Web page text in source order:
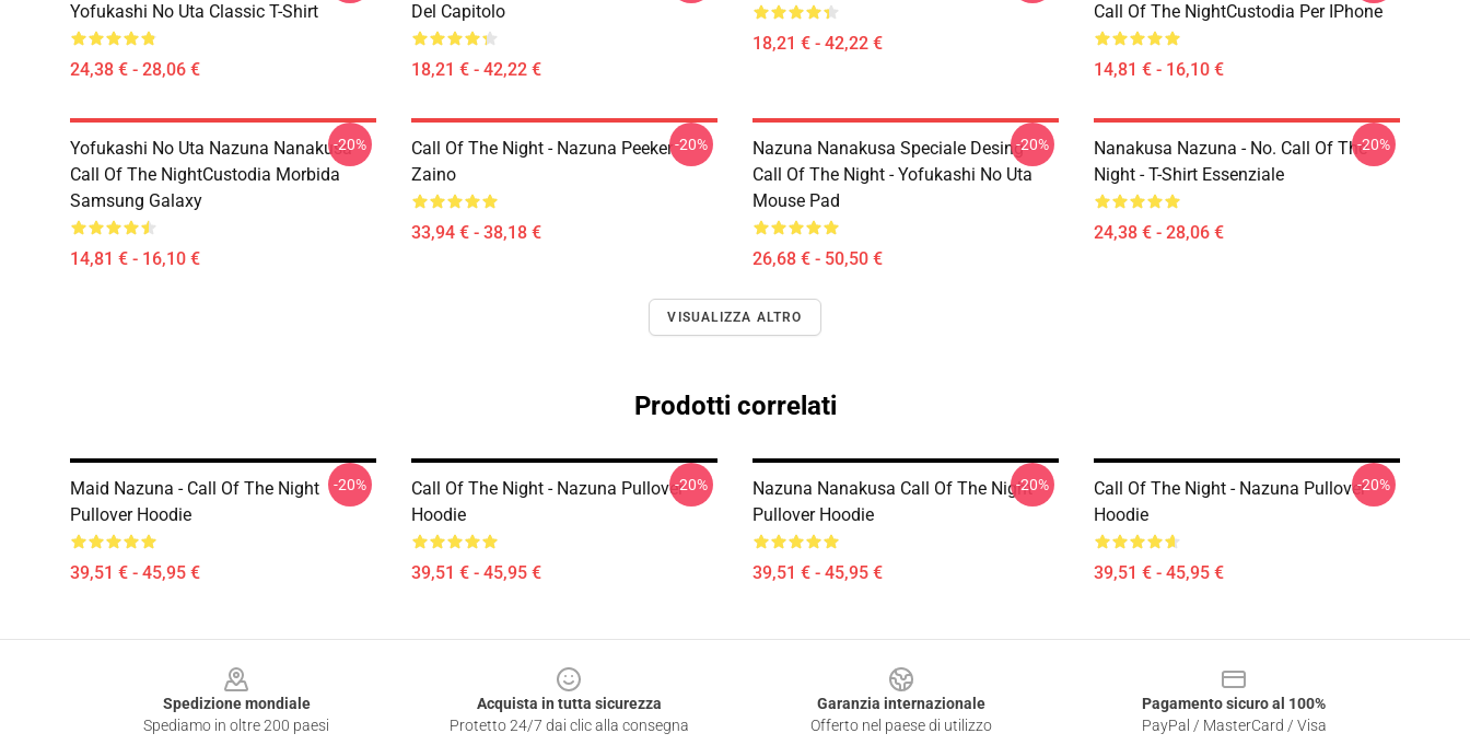
Yofukashi No Uta Classic T-Shirt
24,38 € - 28,06 €
Del Capitolo
18,21 € - 42,22 €
18,21 € - 42,22 €
Call Of The NightCustodia Per IPhone
14,81 € - 16,10 €
Yofukashi No Uta Nazuna Nanakusa
Call Of The NightCustodia Morbida
Samsung Galaxy
14,81 € - 16,10 €
-20%
Call Of The Night - Nazuna Peeker
Zaino
33,94 € - 38,18 €
-20%
Nazuna Nanakusa Speciale Desing -
Call Of The Night - Yofukashi No Uta
Mouse Pad
26,68 € - 50,50 €
-20%
Nanakusa Nazuna - No. Call Of The
Night - T-Shirt Essenziale
24,38 € - 28,06 €
-20%
VISUALIZZA ALTRO
Prodotti correlati
Maid Nazuna - Call Of The Night
Pullover Hoodie
39,51 € - 45,95 €
-20%
Call Of The Night - Nazuna Pullover
Hoodie
39,51 € - 45,95 €
-20%
Nazuna Nanakusa Call Of The Night
Pullover Hoodie
39,51 € - 45,95 €
-20%
Call Of The Night - Nazuna Pullover
Hoodie
39,51 € - 45,95 €
-20%
Spedizione mondiale
Spediamo in oltre 200 paesi
Acquista in tutta sicurezza
Protetto 24/7 dai clic alla consegna
Garanzia internazionale
Offerto nel paese di utilizzo
Pagamento sicuro al 100%
PayPal / MasterCard / Visa